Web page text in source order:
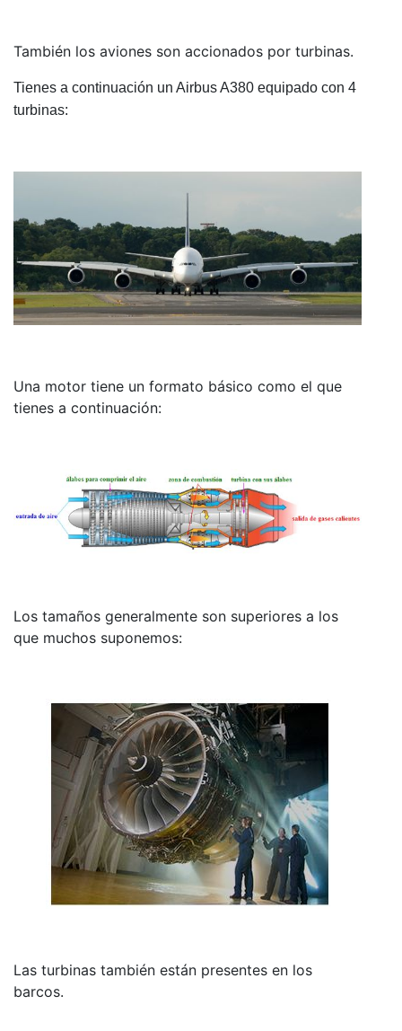
También los aviones son accionados por turbinas.
Tienes a continuación un Airbus A380 equipado con 4
turbinas:
Una motor tiene un formato básico como el que
tienes a continuación:
Los tamaños generalmente son superiores a los
que muchos suponemos:
Las turbinas también están presentes en los
barcos.